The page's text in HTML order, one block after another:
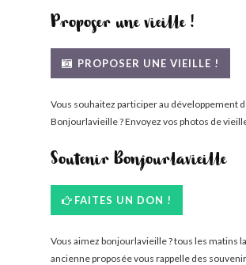
COMMENT
Proposer une vieille !
PROPOSER UNE VIEILLE !
Vous souhaitez participer au développement
Bonjourlavieille ? Envoyez vos photos de
Soutenir Bonjourlavieille
FAITES UN DON !
Vous aimez bonjourlavieille ? tous les matins
ancienne proposée vous rappelle des